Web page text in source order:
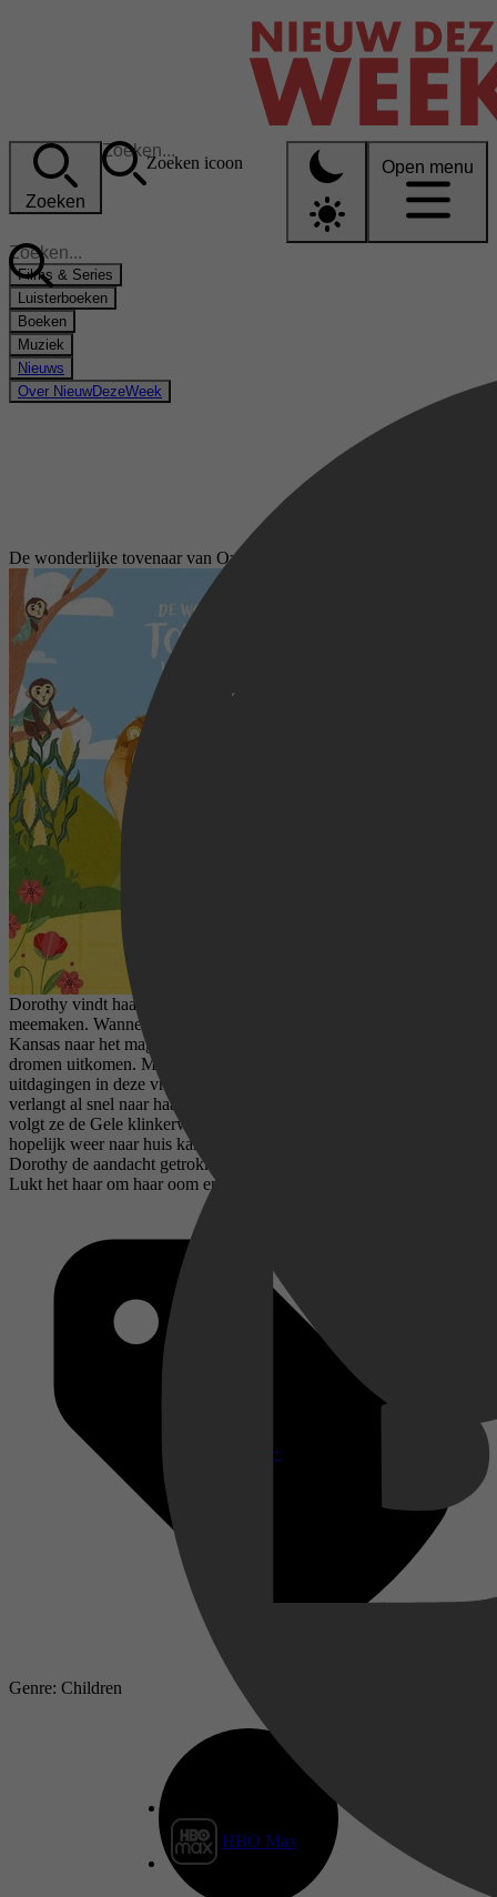
Zoeken
Zoeken icoon Open menu
Films & Series
Disney+
HBO Max
Luisterboeken
Boeken
Muziek
Nieuws
Over NieuwDezeWeek
De wonderlijke tovenaar van Oz
Dorothy vindt haar leven maar saai, ze wil graag iets spannends
meemaken. Wanneer een storm haar vanuit haar huis op de prairie in
Kansas naar het magische land van Oz voert, lijkt het alsof haar
dromen uitkomen. Maar Dorothy is niet voorbereid op de
uitdagingen in deze vreemde en verre omgeving. Ze mist thuis en
verlangt al snel naar haar familie. Samen met haar nieuwe vrienden
volgt ze de Gele klinkerweg naar de grote tovenaar van Oz die haar
hopelijk weer naar huis kan sturen. Maar door haar komst heeft
Dorothy de aandacht getrokken van een boze heks in het westen.
Lukt het haar om haar oom en tante weer te zien?
Genre: Children